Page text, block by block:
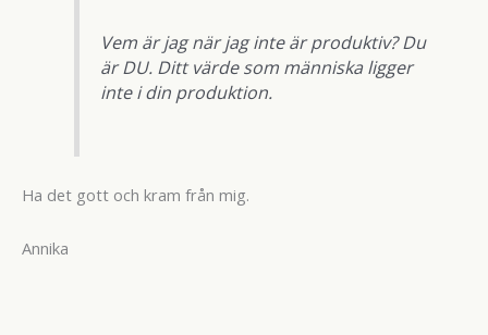
Vem är jag när jag inte är produktiv? Du
är DU. Ditt värde som människa ligger
inte i din produktion.
Ha det gott och kram från mig.
Annika